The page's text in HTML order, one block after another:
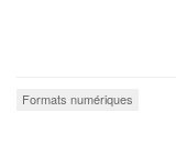
Formats numériques